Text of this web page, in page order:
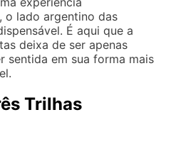
o lado argentino das
É aqui que a
deixa de ser apenas
sentida em sua forma mais
Trilhas